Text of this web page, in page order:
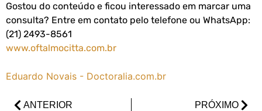
Gostou do conteúdo e ficou interessado em marcar uma
consulta? Entre em contato pelo telefone ou WhatsApp:
(21) 2493-8561
www.oftalmocitta.com.br
Eduardo Novais - Doctoralia.com.br
ANTERIOR PRÓXIMO